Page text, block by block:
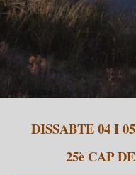
DISSABTE 04 I
25è CAP